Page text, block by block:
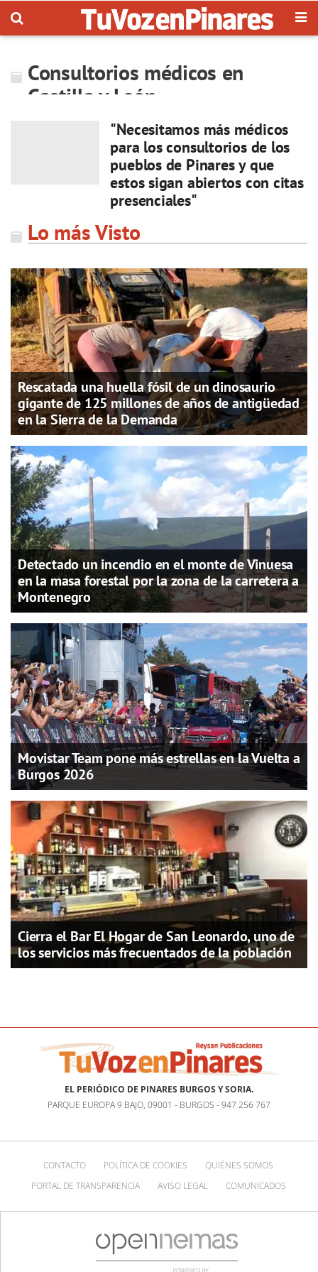
Consultorios médicos en
Castilla y León
"Necesitamos más médicos
para los consultorios de los
pueblos de Pinares y que
estos sigan abiertos con citas
presenciales"
Lo más Visto
Rescatada una huella fósil de un dinosaurio
gigante de 125 millones de años de antigüedad
en la Sierra de la Demanda
Detectado un incendio en el monte de Vinuesa
en la masa forestal por la zona de la carretera a
Montenegro
Movistar Team pone más estrellas en la Vuelta a
Burgos 2026
Cierra el Bar El Hogar de San Leonardo, uno de
los servicios más frecuentados de la población
EL PERIÓDICO DE PINARES BURGOS Y SORIA.
PARQUE EUROPA 9 BAJO, 09001 - BURGOS - 947 256 767
CONTACTO POLÍTICA DE COOKIES
QUIÉNES SOMOS
PORTAL DE TRANSPARENCIA
AVISO LEGAL COMUNICADOS